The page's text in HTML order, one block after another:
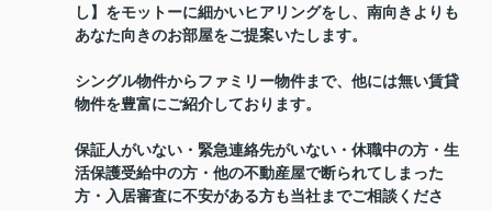
し】をモットーに細かいヒアリングをし、南向きよりも
あなた向きのお部屋をご提案いたします。
シングル物件からファミリー物件まで、他には無い賃貸
物件を豊富にご紹介しております。
保証人がいない・緊急連絡先がいない・休職中の方・生
活保護受給中の方・他の不動産屋で断られてしまった
方・入居審査に不安がある方も当社までご相談くださ